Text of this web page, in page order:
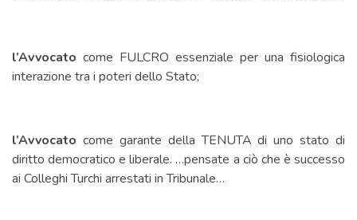
l’Avvocato come FULCRO essenziale per una fisiologica
interazione tra i poteri dello Stato;
l’Avvocato come garante della TENUTA di uno stato di
diritto democratico e liberale. …pensate a ciò che è successo
ai Colleghi Turchi arrestati in Tribunale…